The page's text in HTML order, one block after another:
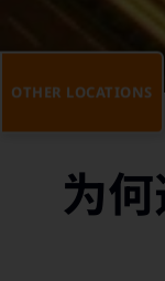
为
OTHER LOCATIONS